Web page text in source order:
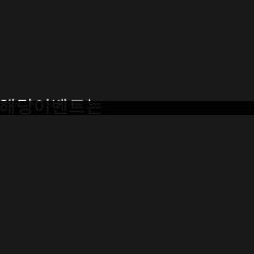
해당이벤트는